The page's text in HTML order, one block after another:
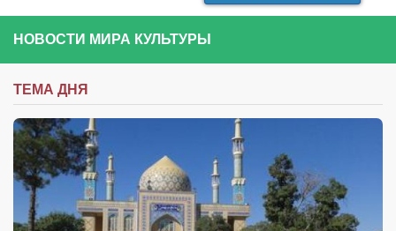
НОВОСТИ МИРА КУЛЬТУРЫ
ТЕМА ДНЯ